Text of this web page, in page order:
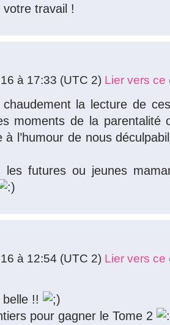
votre travail !
à 17:33 (UTC 2) Lier vers ce
la lecture de
moments de la parentalité
à l’humour de nous
futures ou jeunes
à 12:54 (UTC 2) Lier vers ce
!!
pour gagner le Tome 2